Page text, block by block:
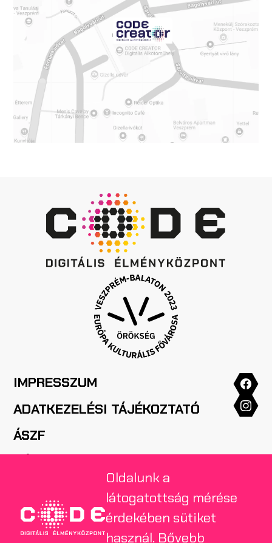
IMPRESSZUM
ADATKEZELÉSI TÁJÉKOZTATÓ
ÁSZF
SAJTÓ
Oldalunk a
látogatottság mérése
érdekében sütiket
használ. Bővebb